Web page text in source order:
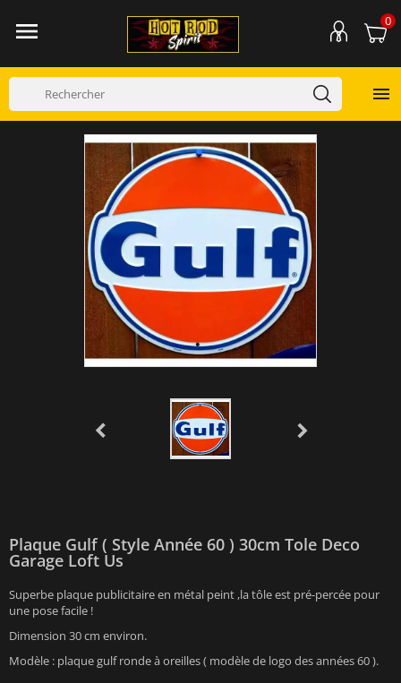
 0

Plaque Gulf ( Style Année 60 ) 30cm Tole Deco
Garage Loft Us
Superbe plaque publicitaire en métal peint ,la tôle est pré-percée pour
une pose facile !
Dimension 30 cm environ.
Modèle : plaque gulf ronde à oreilles ( modèle de logo des années 60 ).